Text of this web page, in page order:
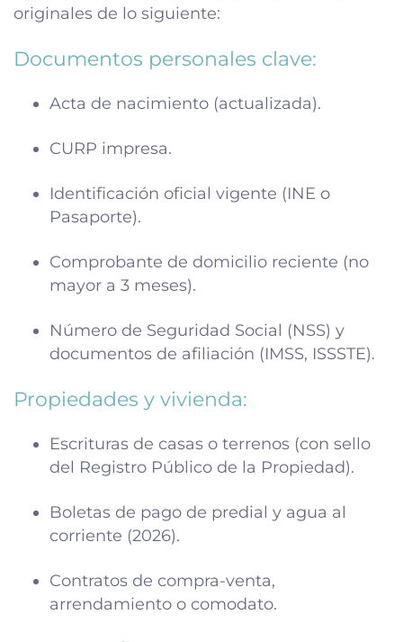
originales de lo siguiente:
Documentos personales clave:
Acta de nacimiento (actualizada).
CURP impresa.
Identificación oficial vigente (INE o
Pasaporte).
Comprobante de domicilio reciente (no
mayor a 3 meses).
Número de Seguridad Social (NSS) y
documentos de afiliación (IMSS, ISSSTE).
Propiedades y vivienda:
Escrituras de casas o terrenos (con sello
del Registro Público de la Propiedad).
Boletas de pago de predial y agua al
corriente (2026).
Contratos de compra-venta,
arrendamiento o comodato.